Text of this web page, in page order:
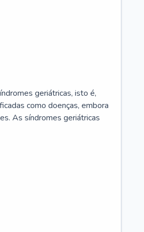
geriátricas, isto é,
como doenças, embora
As síndromes geriátricas